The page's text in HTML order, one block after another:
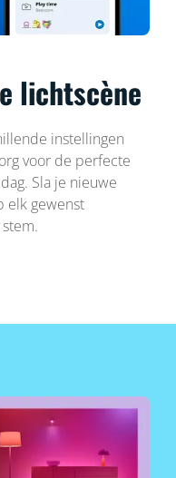
lichtscène
instellingen
voor de perfecte
Sla je nieuwe
elk gewenst